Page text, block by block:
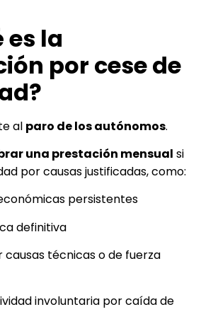
es la
por cese de
al paro de los autónomos.
una prestación mensual si
por causas justificadas, como:
persistentes
definitiva
causas técnicas o de fuerza
involuntaria por caída de